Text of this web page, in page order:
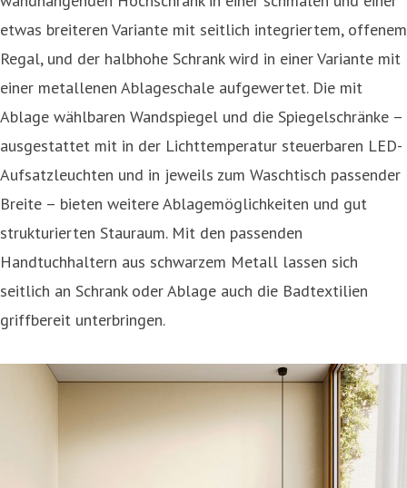
etwas breiteren Variante mit seitlich integriertem, offenem
Regal, und der halbhohe Schrank wird in einer Variante mit
einer metallenen Ablageschale aufgewertet. Die mit
Ablage wählbaren Wandspiegel und die Spiegelschränke –
ausgestattet mit in der Lichttemperatur steuerbaren LED-
Aufsatzleuchten und in jeweils zum Waschtisch passender
Breite – bieten weitere Ablagemöglichkeiten und gut
strukturierten Stauraum. Mit den passenden
Handtuchhaltern aus schwarzem Metall lassen sich
seitlich an Schrank oder Ablage auch die Badtextilien
griffbereit unterbringen.